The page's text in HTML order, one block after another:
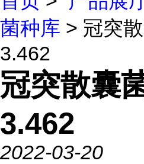
菌种库 > 冠突
3.462
冠突散囊
3.462
2022-03-20